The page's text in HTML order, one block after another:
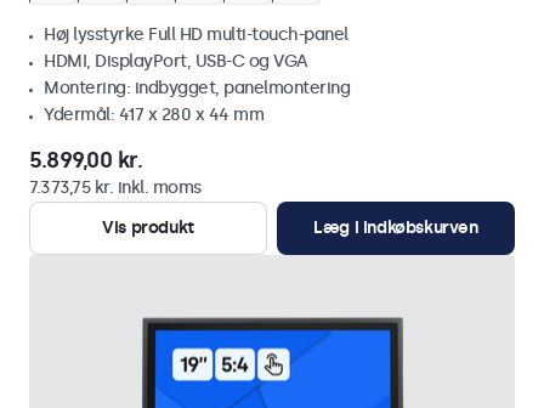
Høj lysstyrke Full HD multi-touch-panel
HDMI, DisplayPort, USB-C og VGA
Montering: indbygget, panelmontering
Ydermål: 417 x 280 x 44 mm
5.899,00 kr.
7.373,75 kr. inkl. moms
Vis produkt
Læg i indkøbskurven